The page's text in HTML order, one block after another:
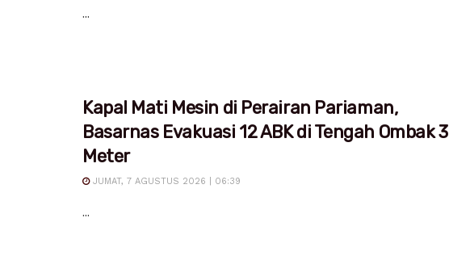
...
Kapal Mati Mesin di Perairan Pariaman,
Basarnas Evakuasi 12 ABK di Tengah Ombak 3
Meter
JUMAT, 7 AGUSTUS 2026 | 06:39
...